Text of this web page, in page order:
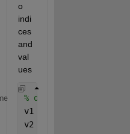
o
indi
ces
and
val
ues
% data
v1 = [0 0 0 4 5 0 0
v2 = [0 0 0 4 6 0 0